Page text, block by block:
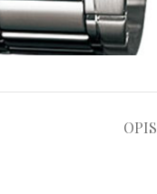
OPIS